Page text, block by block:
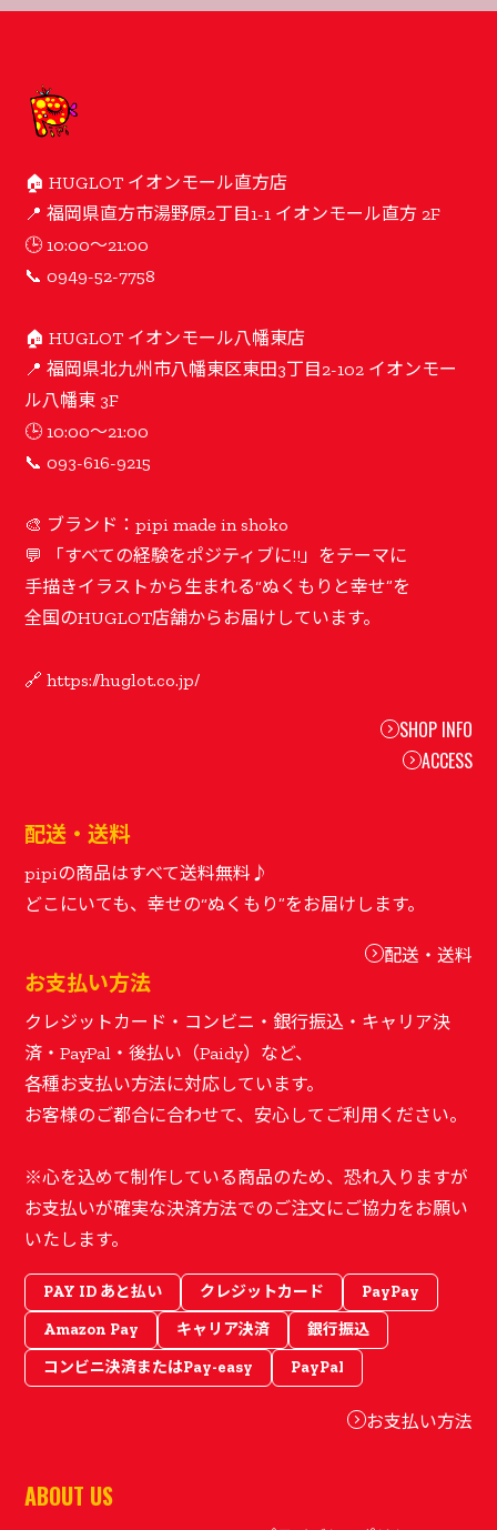
🏠 HUGLOT イオンモール直方店
📍 福岡県直方市湯野原2丁目1-1 イオンモール直方 2F
🕒 10:00〜21:00
📞 0949-52-7758
🏠 HUGLOT イオンモール八幡東店
📍 福岡県北九州市八幡東区東田3丁目2-102 イオンモー
ル八幡東 3F
🕒 10:00〜21:00
📞 093-616-9215
🎨 ブランド：pipi made in shoko
💬 「すべての経験をポジティブに!!」をテーマに
手描きイラストから生まれる“ぬくもりと幸せ”を
全国のHUGLOT店舗からお届けしています。
SHOP INFO
ACCESS
配送・送料
pipiの商品はすべて送料無料♪
配送・送料
お支払い方法
クレジットカード・コンビニ・銀行振込・キャリア決
済・PayPal・後払い（Paidy）など、
各種お支払い方法に対応しています。
お客様のご都合に合わせて、安心してご利用ください。
※心を込めて制作している商品のため、恐れ入りますが
お支払いが確実な決済方法でのご注文にご協力をお願い
いたします。
PAY ID あと払い クレジットカード
PayPay
Amazon Pay
キャリア決済
銀行振込
コンビニ決済またはPay-easy
PayPal
お支払い方法
ABOUT US